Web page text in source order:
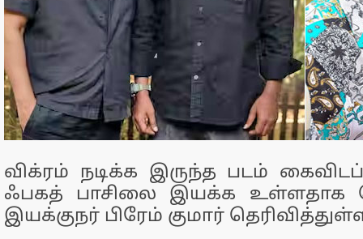
விக்ரம் நடிக்க இருந்த படம்
ஃபகத் பாசிலை இயக்க உள்ளதாக
இயக்குநர் பிரேம் குமார்